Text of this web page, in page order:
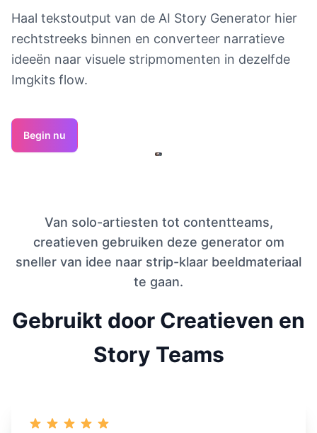
Haal tekstoutput van de AI Story Generator hier
rechtstreeks binnen en converteer narratieve
ideeën naar visuele stripmomenten in dezelfde
Imgkits flow.
Begin nu
Van solo-artiesten tot contentteams,
creatieven gebruiken deze generator om
sneller van idee naar strip-klaar beeldmateriaal
te gaan.
Gebruikt door Creatieven en
Story Teams